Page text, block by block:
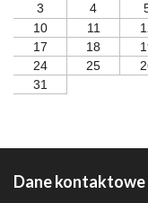
3
4
10
11
17
18
24
25
31
Dane kontaktowe